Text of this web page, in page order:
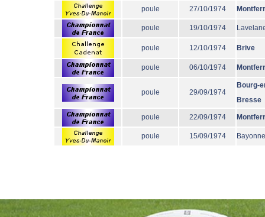
poule 27/10/1974
poule 19/10/1974
poule 12/10/1974 Brive
poule 06/10/1974
poule 29/09/1974
Bourg-
Bresse
poule 22/09/1974
poule 15/09/1974 Bayonne